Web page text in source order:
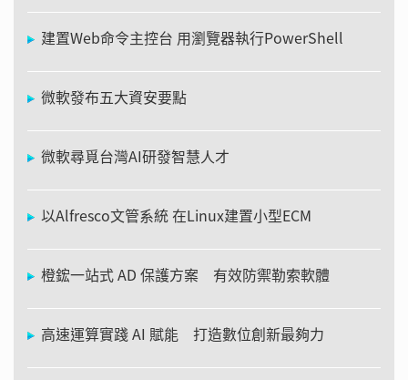
建置Web命令主控台 用瀏覽器執行PowerShell
微軟發布五大資安要點
微軟尋覓台灣AI研發智慧人才
以Alfresco文管系統 在Linux建置小型ECM
橙鋐一站式 AD 保護方案 有效防禦勒索軟體
高速運算實踐 AI 賦能 打造數位創新最夠力